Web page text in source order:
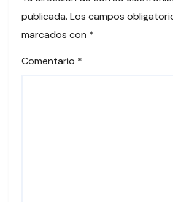
publicada. Los campos
marcados con *
Comentario *